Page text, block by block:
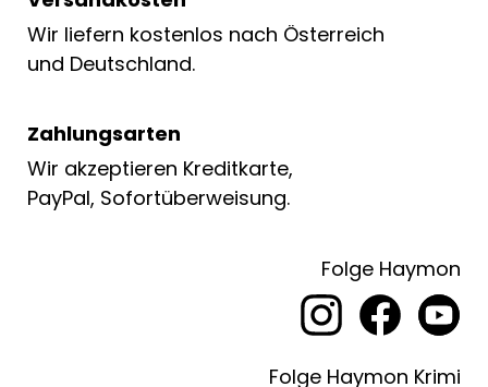
Wir liefern kostenlos nach Österreich
und Deutschland.
Zahlungsarten
Wir akzeptieren Kreditkarte,
PayPal, Sofortüberweisung.
Folge Haymon
Folge Haymon Krimi